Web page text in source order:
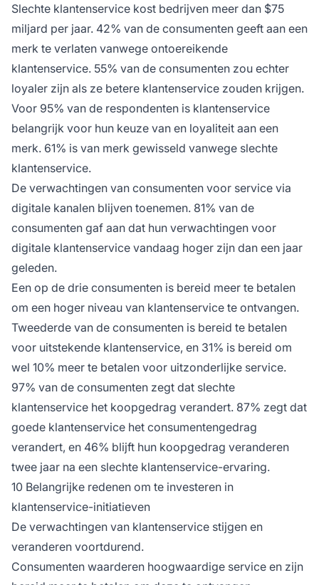
Slechte klantenservice kost bedrijven meer dan $75
miljard per jaar. 42% van de consumenten geeft aan een
merk te verlaten vanwege ontoereikende
klantenservice. 55% van de consumenten zou echter
loyaler zijn als ze betere klantenservice zouden krijgen.​
Voor 95% van de respondenten is klantenservice
belangrijk voor hun keuze van en loyaliteit aan een
merk​. 61% is van merk gewisseld vanwege slechte
klantenservice.
De verwachtingen van consumenten voor service via
digitale kanalen blijven toenemen. 81% van de
consumenten gaf aan dat hun verwachtingen voor
digitale klantenservice vandaag hoger zijn dan een jaar
geleden.
Een op de drie consumenten is bereid meer te betalen
om een hoger niveau van klantenservice te ontvangen.
Tweederde van de consumenten is bereid te betalen
voor uitstekende klantenservice, en 31% is bereid om
wel 10% meer te betalen voor uitzonderlijke service. ​
97% van de consumenten zegt dat slechte
klantenservice het koopgedrag verandert. 87% zegt dat
goede klantenservice het consumentengedrag
verandert, en 46% blijft hun koopgedrag veranderen
twee jaar na een slechte klantenservice-ervaring.
10 Belangrijke redenen om te investeren in
klantenservice-initiatieven
De verwachtingen van klantenservice stijgen en
veranderen voortdurend.
Consumenten waarderen hoogwaardige service en zijn